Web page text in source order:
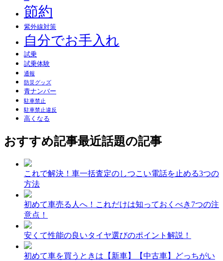
節約
紫外線対策
自分でお手入れ
試乗
試乗体験
通報
防災グッズ
青ナンバー
駐車禁止
駐車禁止違反
高くなる
おすすめ記事最近話題の記事
これで解決！車一括査定のしつこい電話を止める3つの
方法
初めて車売る人へ！これだけは知っておくべき7つの注
意点！
安くて性能の良いタイヤ選びのポイント解説！
初めて車を買うときは【新車】【中古車】どっちがい